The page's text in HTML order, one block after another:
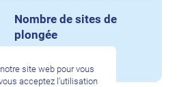
Nombre de sites de
plongée
site web pour vous
acceptez l’utilisation